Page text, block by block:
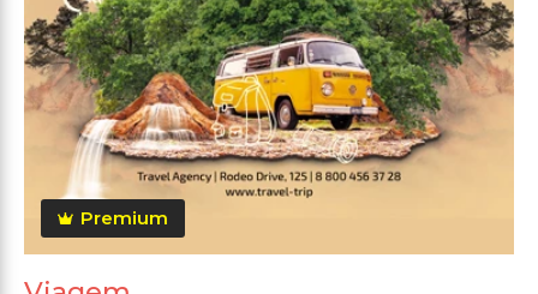
Premium